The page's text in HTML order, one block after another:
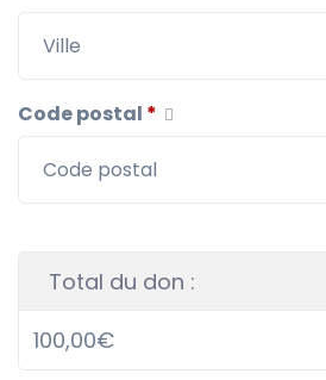
Code postal *
Total du don :
100,00€